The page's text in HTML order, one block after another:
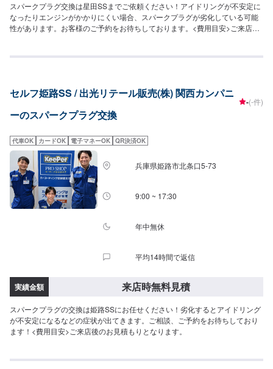
スパークプラグ交換は星田SSまでご依頼ください！アイドリングが不安定に
なったりエンジンがかかりにくい場合、スパークプラグが劣化している可能
性があります。お客様のご予約をお待ちしております。<費用目安>ご来店後
セルフ姫路SS / 出光リテール販売(株) 関西カンパニ
ーのスパークプラグ交換
-(-件)
代車OK カードOK 電子マネーOK QR決済OK
兵庫県姫路市北条口5-73
9:00 ~ 17:30
年中無休
平均14時間で返信
実績金額 来店時無料見積
スパークプラグの交換は姫路SSにお任せください！劣化するとアイドリング
が不安定になるなどの症状が出てきます。ご相談、ご予約をお待ちしており
ます！<費用目安>ご来店後のお見積もりとなります。